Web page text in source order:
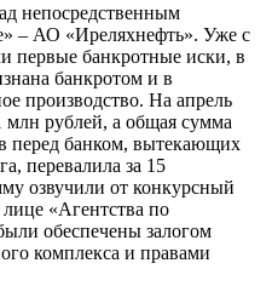
непосредственным
– АО «Иреляхнефть». Уже с
первые банкротные иски, в
банкротом и в
производство. На апрель
млн рублей, а общая сумма
перед банком, вытекающих
перевалила за 15
озвучили от конкурсный
«Агентства по
обеспечены залогом
комплекса и правами